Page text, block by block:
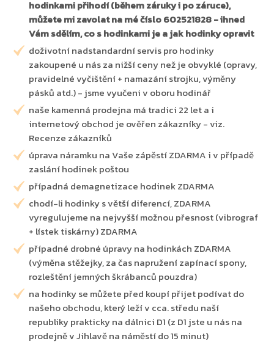
hodinkami přihodí (během záruky i po záruce),
můžete mi zavolat na mé číslo 602521828 - ihned
Vám sdělím, co s hodinkami je a jak hodinky opravit
doživotní nadstandardní servis pro hodinky
zakoupené u nás za nižší ceny než je obvyklé (opravy,
pravidelné vyčištění + namazání strojku, výměny
pásků atd.) - jsme vyučeni v oboru hodinář
naše kamenná prodejna má tradici 22 let a i
internetový obchod je ověřen zákazníky - viz.
Recenze zákazníků
úprava náramku na Vaše zápěstí ZDARMA i v případě
zaslání hodinek poštou
případná demagnetizace hodinek ZDARMA
chodí-li hodinky s větší diferencí, ZDARMA
vyregulujeme na nejvyšší možnou přesnost (vibrograf
+ lístek tiskárny) ZDARMA
případné drobné úpravy na hodinkách ZDARMA
(výměna stěžejky, za čas napružení zapínací spony,
rozleštění jemných škrábanců pouzdra)
na hodinky se můžete před koupí přijet podívat do
našeho obchodu, který leží v cca. středu naší
republiky prakticky na dálnici D1 (z D1 jste u nás na
prodejně v Jihlavě na náměstí do 15 minut)